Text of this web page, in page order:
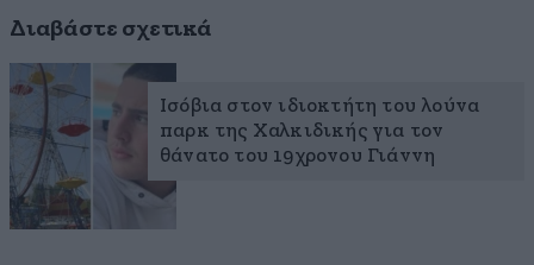
Διαβάστε σχετικά
Ισόβια στον ιδιοκτήτη του λούνα
παρκ της Χαλκιδικής για τον
θάνατο του 19χρονου Γιάννη